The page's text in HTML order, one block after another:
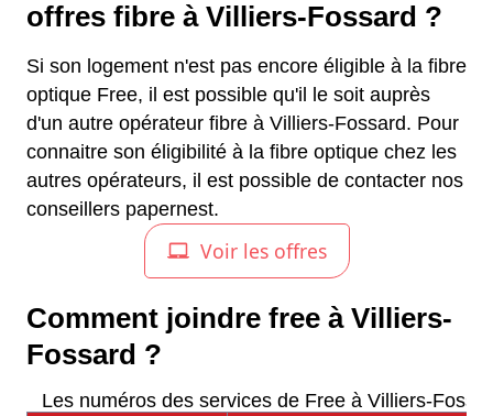
offres fibre à Villiers-Fossard ?
Si son logement n'est pas encore éligible à la fibre
optique Free, il est possible qu'il le soit auprès
d'un autre opérateur fibre à Villiers-Fossard. Pour
connaitre son éligibilité à la fibre optique chez les
autres opérateurs, il est possible de contacter nos
conseillers papernest.
Comment joindre free à Villiers-
Fossard ?
Les numéros des services de Free à Villiers-